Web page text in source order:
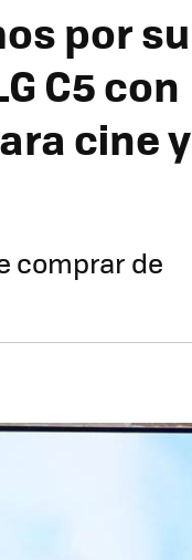
por su
C5 con
cine y
comprar de